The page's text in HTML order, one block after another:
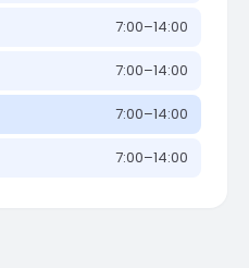
7:00–14:00
7:00–14:00
7:00–14:00
7:00–14:00